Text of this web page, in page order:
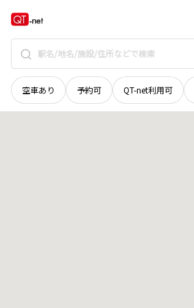
空車あり 予約可 QT-net利用可
宮城県